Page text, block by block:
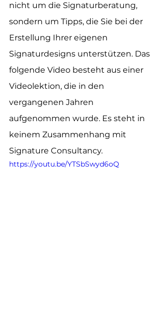
nicht um die Signaturberatung,
sondern um Tipps, die Sie bei der
Erstellung Ihrer eigenen
Signaturdesigns unterstützen. Das
folgende Video besteht aus einer
Videolektion, die in den
vergangenen Jahren
aufgenommen wurde. Es steht in
keinem Zusammenhang mit
Signature Consultancy.
https://youtu.be/YTSbSwyd6oQ